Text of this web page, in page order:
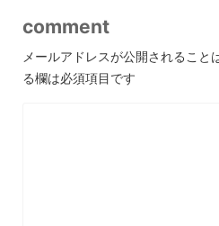
comment
メールアドレスが公開されること
る欄は必須項目です